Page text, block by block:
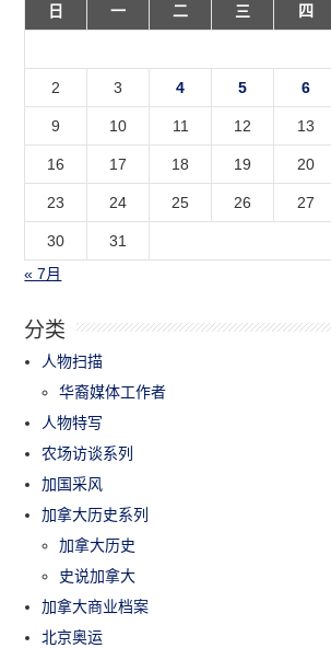
日
一 二 三 四
2 3 4 5 6
9 10 11 12 13
16 17 18 19 20
23 24 25 26 27
30
31
« 7月
分类
人物扫描
华裔媒体工作者
人物特写
农场访谈系列
加国采风
加拿大历史系列
加拿大历史
史说加拿大
加拿大商业档案
北京奥运